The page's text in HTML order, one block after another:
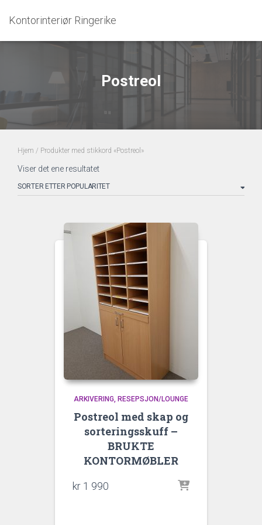
Kontorinteriør Ringerike
Postreol
Hjem / Produkter med stikkord «Postreol»
Viser det ene resultatet
ARKIVERING RESEPSJON/LOUNGE
Postreol med skap og
sorteringsskuff –
BRUKTE
KONTORMØBLER
kr 1 990